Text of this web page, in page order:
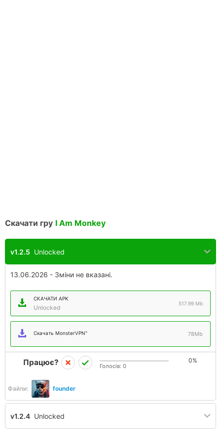
Скачати гру I Am Monkey
v1.2.5 Unlocked
13.06.2026 - Зміни не вказані.
СКАЧАТИ APK
Unlocked
517.99 Mb
Скачать MonsterVPN" 78Mb
Файли: founder
Працює? 0%
Голосів: 0
v1.2.4 Unlocked